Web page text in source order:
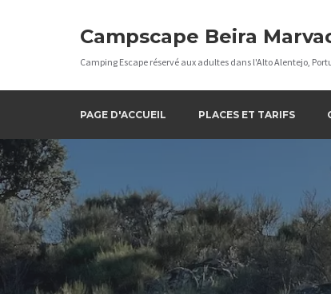
Campscape Beira
Camping Escape réservé aux adultes dans l'Alto Alentejo,
PAGE D'ACCUEIL PLACES ET TARIFS